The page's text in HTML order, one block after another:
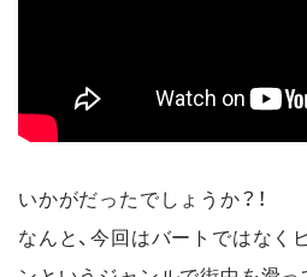
いかがだったでしょうか？！
なんと、今回はバートではな